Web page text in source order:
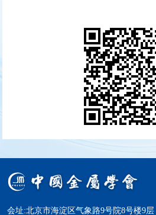
会址:北京市海淀区气象路9号院8号楼9层